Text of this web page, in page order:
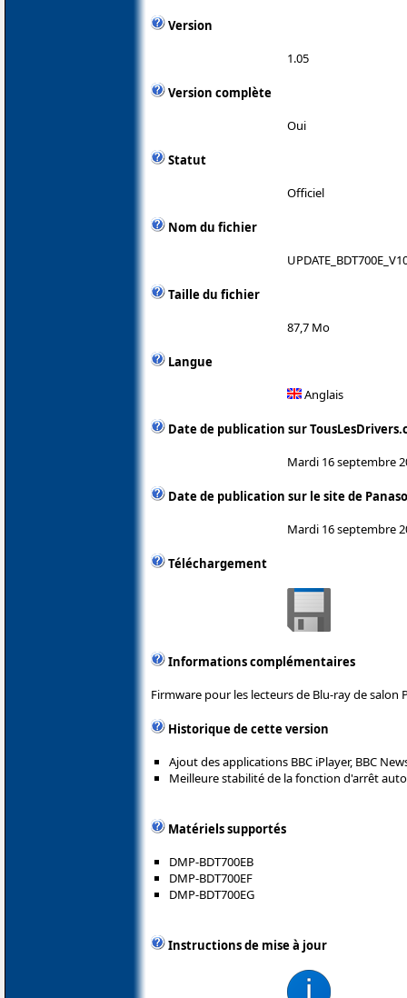
Version
1.05
Version complète
Oui
Statut
Officiel
Nom du fichier
Taille du fichier
87,7 Mo
Langue
Anglais
Date de publication sur
Mardi 16 septembre
Date de publication sur le site de
Mardi 16 septembre
Téléchargement
Informations complémentaires
Firmware pour les lecteurs de Blu-ray de salon
Historique de cette version
Ajout des applications BBC iPlayer, BBC
Meilleure stabilité de la fonction d'arrêt
Matériels supportés
DMP-BDT700EB
DMP-BDT700EF
DMP-BDT700EG
Instructions de mise à jour